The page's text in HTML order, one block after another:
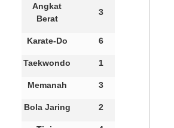
Angkat
Berat
3
Karate-Do 6
Taekwondo 1
Memanah 3
Bola Jaring 2